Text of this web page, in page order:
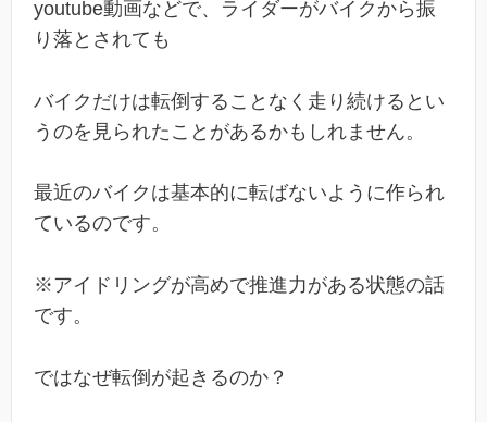
youtube動画などで、ライダーがバイクから振
り落とされても
バイクだけは転倒することなく走り続けるとい
うのを見られたことがあるかもしれません。
最近のバイクは基本的に転ばないように作られ
ているのです。
※アイドリングが高めで推進力がある状態の話
です。
ではなぜ転倒が起きるのか？